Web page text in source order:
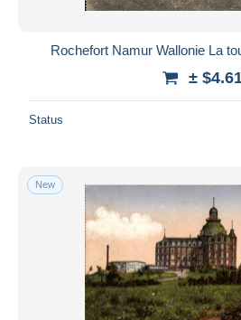
Rochefort Namur Wallonie La
±
Status
New